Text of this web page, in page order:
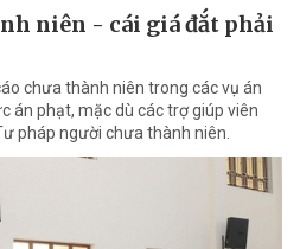
niên - cái giá đắt phải
chưa thành niên trong các vụ án
án phạt, mặc dù các trợ giúp viên
pháp người chưa thành niên.